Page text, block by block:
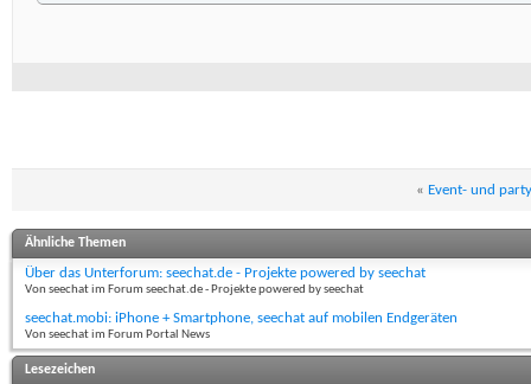
« Event- und
Ähnliche Themen
Über das Unterforum: seechat.de - Projekte powered by seechat
Von seechat im Forum seechat.de - Projekte powered by seechat
seechat.mobi: iPhone + Smartphone, seechat auf mobilen Endgeräten
Von seechat im Forum Portal News
Lesezeichen